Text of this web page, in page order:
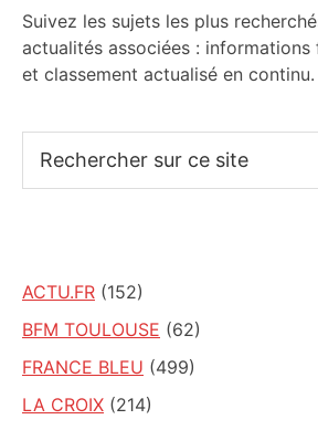
Suivez les sujets les plus
actualités associées : informations
et classement actualisé en continu.
sur
ACTU.FR (152)
BFM TOULOUSE (62)
FRANCE BLEU (499)
LA CROIX (214)